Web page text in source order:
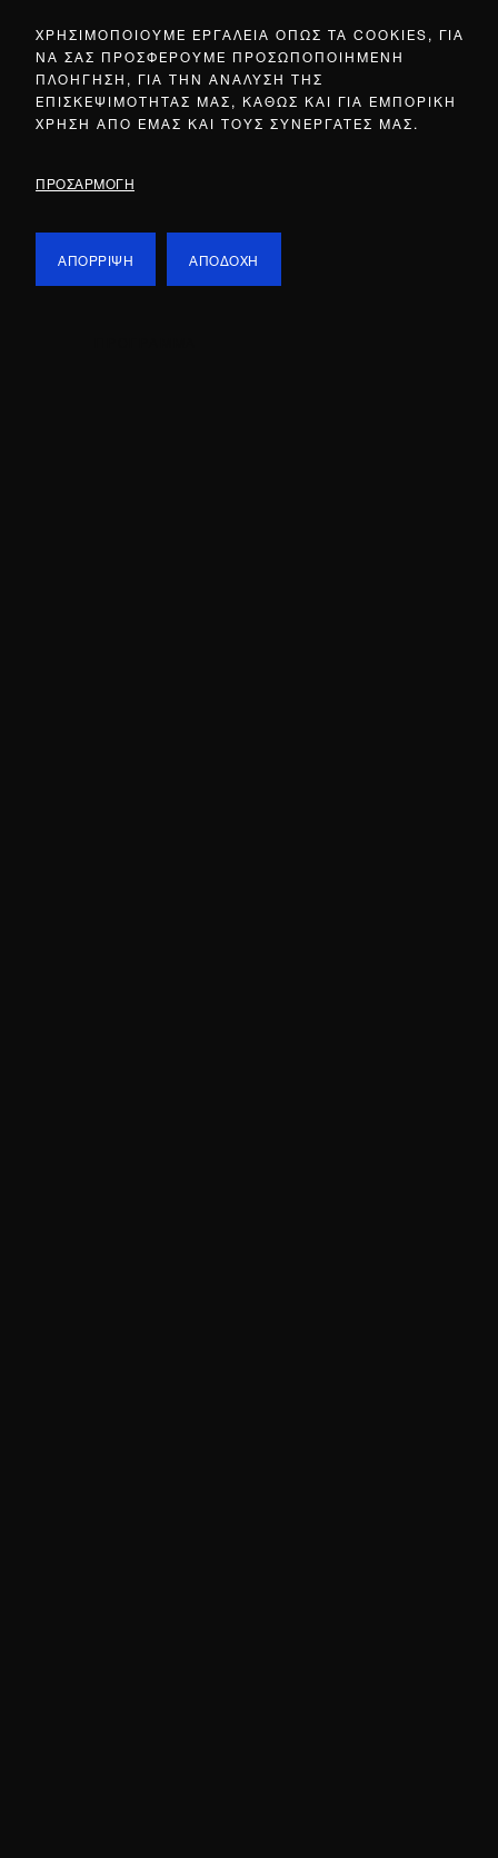
ΧΡΗΣΙΜΟΠΟΙΟΥΜΕ ΕΡΓΑΛΕΙΑ ΟΠΩΣ ΤΑ COOKIES, ΓΙΑ
ΝΑ ΣΑΣ ΠΡΟΣΦΕΡΟΥΜΕ ΠΡΟΣΩΠΟΠΟΙΗΜΕΝΗ
ΠΛΟΗΓΗΣΗ, ΓΙΑ ΤΗΝ ΑΝΑΛΥΣΗ ΤΗΣ
ΕΠΙΣΚΕΨΙΜΟΤΗΤΑΣ ΜΑΣ, ΚΑΘΩΣ ΚΑΙ ΓΙΑ ΕΜΠΟΡΙΚΗ
ΧΡΗΣΗ ΑΠΟ ΕΜΑΣ ΚΑΙ ΤΟΥΣ ΣΥΝΕΡΓΑΤΕΣ ΜΑΣ.
ΠΡΟΣΑΡΜΟΓΗ
ΑΠΟΡΡΙΨΗ ΑΠΟΔΟΧΗ